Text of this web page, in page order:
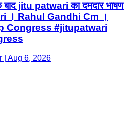
बाद jitu patwari का दमदार भाषण
। Rahul Gandhi Cm ।
Congress #jitupatwari
| Aug 6, 2026